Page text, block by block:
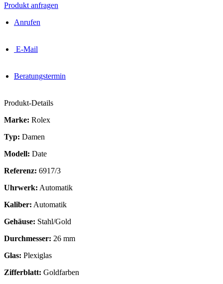
Produkt anfragen
Anrufen
E-Mail
Beratungstermin
Produkt-Details
Marke: Rolex
Typ: Damen
Modell: Date
Referenz: 6917/3
Uhrwerk: Automatik
Kaliber: Automatik
Gehäuse: Stahl/Gold
Durchmesser: 26 mm
Glas: Plexiglas
Zifferblatt: Goldfarben